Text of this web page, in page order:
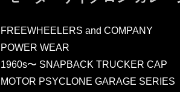
FREEWHEELERS and COMPANY
POWER WEAR
1960s〜 SNAPBACK TRUCKER CAP
MOTOR PSYCLONE GARAGE SERIES